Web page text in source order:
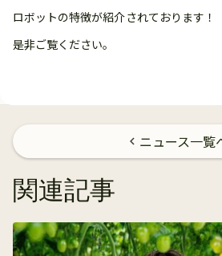
ロボットの特徴が紹介されております！
是非ご覧ください。
chevron_left ニュース一覧
関連記事